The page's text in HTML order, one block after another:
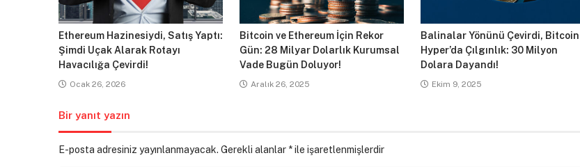
Ethereum Hazinesiydi, Satış Yaptı:
Şimdi Uçak Alarak Rotayı
Havacılığa Çevirdi!
Ocak 26, 2026
Bitcoin ve Ethereum İçin Rekor
Gün: 28 Milyar Dolarlık Kurumsal
Vade Bugün Doluyor!
Aralık 26, 2025
Balinalar Yönünü Çevirdi, Bitcoin
Hyper’da Çılgınlık: 30 Milyon
Dolara Dayandı!
Ekim 9, 2025
Bir yanıt yazın
E-posta adresiniz yayınlanmayacak. Gerekli alanlar *ile işaretlenmişlerdir